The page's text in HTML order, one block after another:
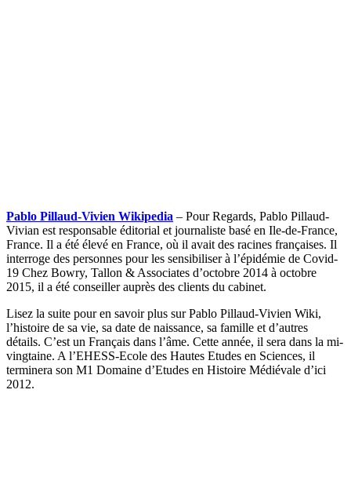
Pablo Pillaud-Vivien Wikipedia – Pour Regards, Pablo Pillaud-
Vivian est responsable éditorial et journaliste basé en Ile-de-France,
France. Il a été élevé en France, où il avait des racines françaises. Il
interroge des personnes pour les sensibiliser à l’épidémie de Covid-
19 Chez Bowry, Tallon & Associates d’octobre 2014 à octobre
2015, il a été conseiller auprès des clients du cabinet.
Lisez la suite pour en savoir plus sur Pablo Pillaud-Vivien Wiki,
l’histoire de sa vie, sa date de naissance, sa famille et d’autres
détails. C’est un Français dans l’âme. Cette année, il sera dans la mi-
vingtaine. A l’EHESS-Ecole des Hautes Etudes en Sciences, il
terminera son M1 Domaine d’Etudes en Histoire Médiévale d’ici
2012.